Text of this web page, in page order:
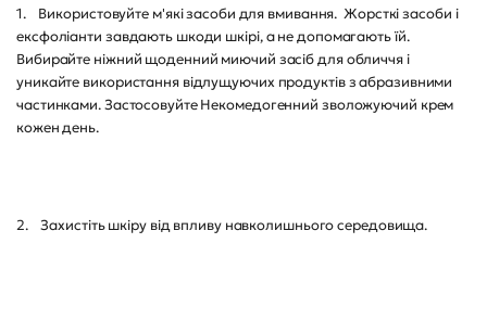
1. Використовуйте м'які засоби для вмивання. Жорсткі засоби і
ексфоліанти завдають шкоди шкірі, а не допомагають їй.
Вибирайте ніжний щоденний миючий засіб для обличчя і
уникайте використання відлущуючих продуктів з абразивними
частинками. Застосовуйте Некомедогенний зволожуючий крем
кожен день.
2. Захистіть шкіру від впливу навколишнього середовища.